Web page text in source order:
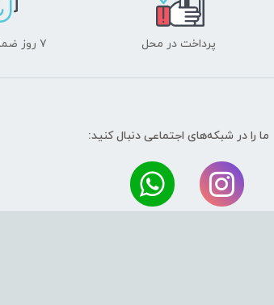
پرداخت در محل ۷ روز ضمانت بازگشت
ما را در شبکه‌های اجتماعی دنبال کنید: